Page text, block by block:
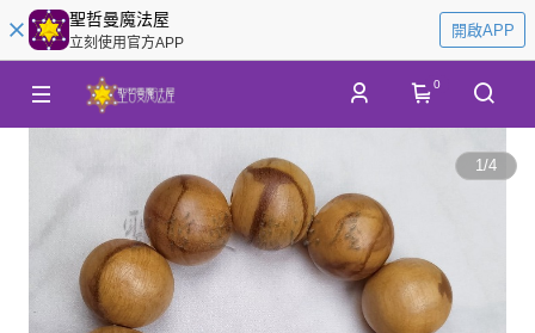
聖哲曼魔法屋
立刻使用官方APP
開啟APP
0
1/4